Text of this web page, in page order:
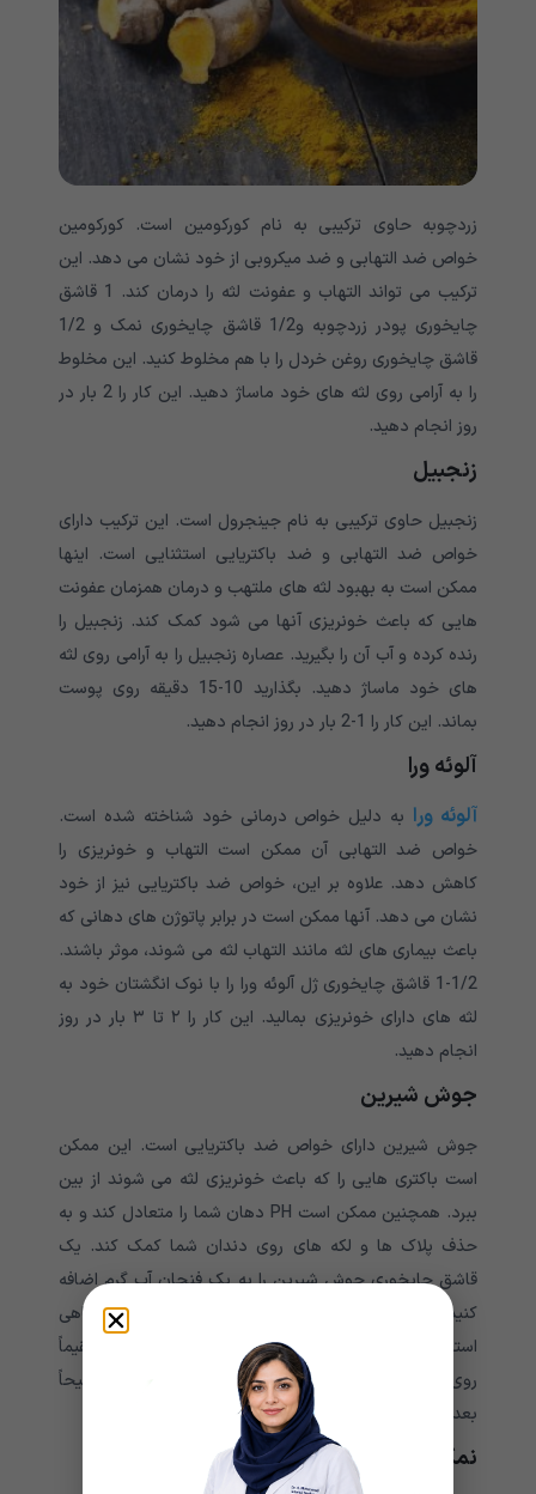
زردچوبه حاوی ترکیبی به نام کورکومین است. کورکومین
خواص ضد التهابی و ضد میکروبی از خود نشان می دهد. این
ترکیب می تواند التهاب و عفونت لثه را درمان کند. 1 قاشق
چایخوری پودر زردچوبه و1/2 قاشق چایخوری نمک و 1/2
قاشق چایخوری روغن خردل را با هم مخلوط کنید. این مخلوط
را به آرامی روی لثه های خود ماساژ دهید. این کار را 2 بار در
روز انجام دهید.
زنجبیل
زنجبیل حاوی ترکیبی به نام جینجرول است. این ترکیب دارای
خواص ضد التهابی و ضد باکتریایی استثنایی است. اینها
ممکن است به بهبود لثه های ملتهب و درمان همزمان عفونت
هایی که باعث خونریزی آنها می شود کمک کند. زنجبیل را
رنده کرده و آب آن را بگیرید. عصاره زنجبیل را به آرامی روی لثه
های خود ماساژ دهید. بگذارید 10-15 دقیقه روی پوست
بماند. این کار را 1-2 بار در روز انجام دهید.
آلوئه ورا
آلوئه ورا به دلیل خواص درمانی خود شناخته شده است.
خواص ضد التهابی آن ممکن است التهاب و خونریزی را
کاهش دهد. علاوه بر این، خواص ضد باکتریایی نیز از خود
نشان می دهد. آنها ممکن است در برابر پاتوژن های دهانی که
باعث بیماری های لثه مانند التهاب لثه می شوند، موثر باشند.
1/2-1 قاشق چایخوری ژل آلوئه ورا را با نوک انگشتان خود به
لثه های دارای خونریزی بمالید. این کار را ۲ تا ۳ بار در روز
انجام دهید.
جوش شیرین
جوش شیرین دارای خواص ضد باکتریایی است. این ممکن
است باکتری هایی را که باعث خونریزی لثه می شوند از بین
ببرد. همچنین ممکن است PH دهان شما را متعادل کند و به
حذف پلاک ها و لکه های روی دندان شما کمک کند. یک
قاشق چایخوری جوش شیرین را به یک فنجان آب گرم اضافه
کنید. از این آب برای شستشوی دهان خود هر از چند گاهی
استفاده کنید. همچنین می توانید جوش شیرین را مستقیماً
روی لثه های خود بمالید. این کار را ۲ تا ۳ بار در روز ترجیحاً
بعد از غذا انجام دهید.
نمک اپسوم